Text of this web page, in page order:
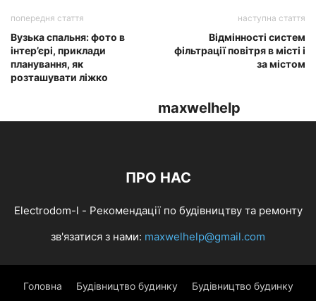
попередня стаття
Вузька спальня: фото в
інтер’єрі, приклади
планування, як
розташувати ліжко
наступна стаття
Відмінності систем
фільтрації повітря в місті і
за містом
maxwelhelp
ПРО НАС
Electrodom-l - Рекомендації по будівництву та ремонту
зв'язатися з нами: maxwelhelp@gmail.com
Головна Будівництво будинку Будівництво будинку